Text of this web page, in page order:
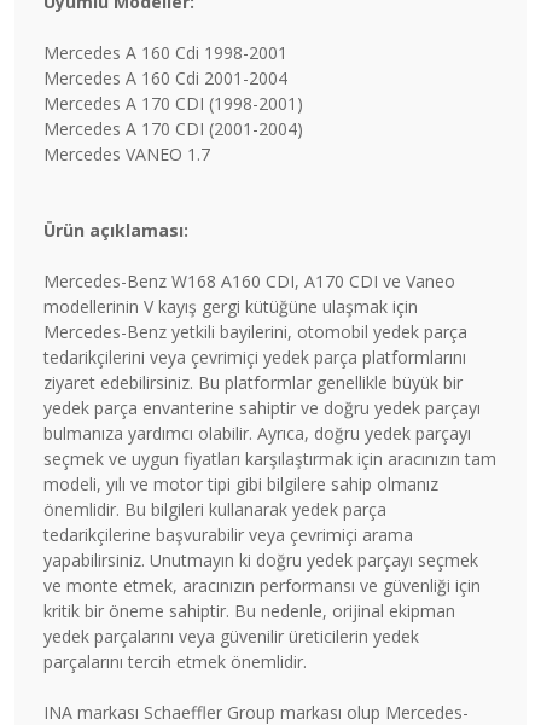
Mercedes A 160 Cdi 1998-2001
Mercedes A 160 Cdi 2001-2004
Mercedes A 170 CDI (1998-2001)
Mercedes A 170 CDI (2001-2004)
Mercedes VANEO 1.7
Ürün açıklaması:
Mercedes-Benz W168 A160 CDI, A170 CDI ve Vaneo
modellerinin V kayış gergi kütüğüne ulaşmak için
Mercedes-Benz yetkili bayilerini, otomobil yedek parça
tedarikçilerini veya çevrimiçi yedek parça platformlarını
ziyaret edebilirsiniz. Bu platformlar genellikle büyük bir
yedek parça envanterine sahiptir ve doğru yedek parçayı
bulmanıza yardımcı olabilir. Ayrıca, doğru yedek parçayı
seçmek ve uygun fiyatları karşılaştırmak için aracınızın tam
modeli, yılı ve motor tipi gibi bilgilere sahip olmanız
önemlidir. Bu bilgileri kullanarak yedek parça
tedarikçilerine başvurabilir veya çevrimiçi arama
yapabilirsiniz. Unutmayın ki doğru yedek parçayı seçmek
ve monte etmek, aracınızın performansı ve güvenliği için
kritik bir öneme sahiptir. Bu nedenle, orijinal ekipman
yedek parçalarını veya güvenilir üreticilerin yedek
parçalarını tercih etmek önemlidir.
INA markası Schaeffler Group markası olup Mercedes-